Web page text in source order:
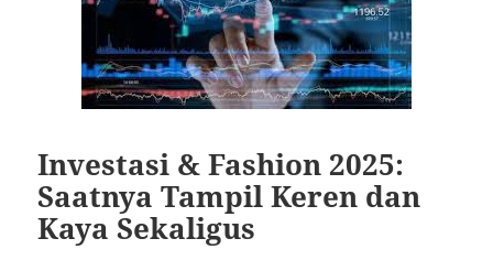
Investasi & Fashion 2025:
Saatnya Tampil Keren dan
Kaya Sekaligus